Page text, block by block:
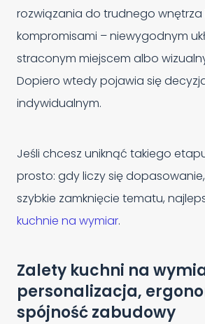
rozwiązania do trudnego wnętrza
kompromisami – niewygodnym
straconym miejscem albo
Dopiero wtedy pojawia się
indywidualnym.
Jeśli chcesz uniknąć takiego
prosto: gdy liczy się
szybkie zamknięcie tematu,
kuchnie na wymiar.
Zalety kuchni na
personalizacja,
spójność zabudowy